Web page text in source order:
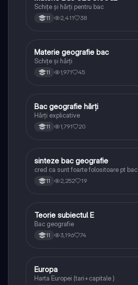
Schițe și hărți pentru bac
11 2,411 38
Geografie
Materie geografie bac
Schițe și hărți
11 1,971 45
Geografie
Bac geografie hărți
Hărți explicative
11 1,791 20
Geografie
sinteze bac geografie
cred ca sunt foarte folositoare pt bac
11 2,252 19
Geografie
Teorie subiectul E
Bac geografie
11 3,196 74
Geografie
Europa
Harta Europei (tari+capitale )